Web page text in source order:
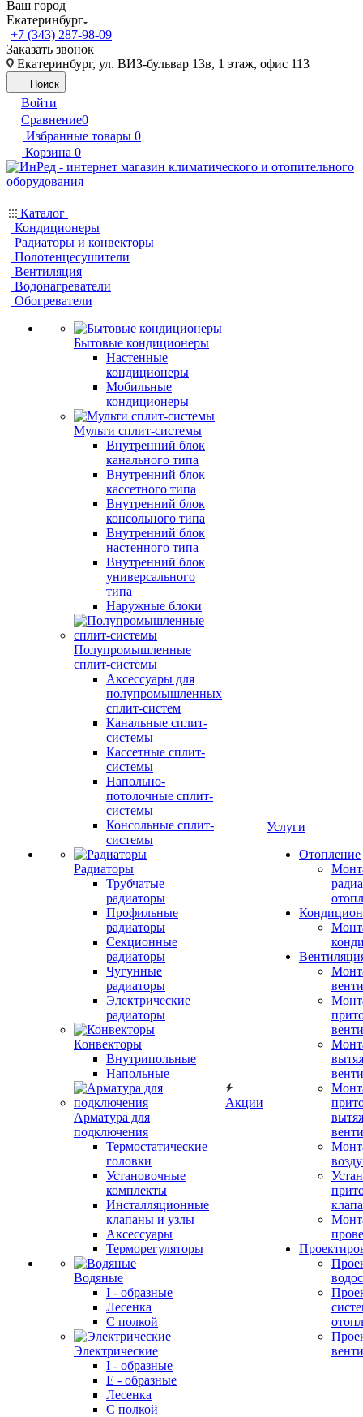
Ваш город
Екатеринбург
+7 (343) 287-98-09
Заказать звонок
Екатеринбург, ул. ВИЗ-бульвар 13в, 1 этаж, офис 113
Поиск
Войти
Сравнение0
Избранные товары 0
Корзина 0
Каталог
Кондиционеры
Радиаторы и конвекторы
Полотенцесушители
Вентиляция
Водонагреватели
Обогреватели
Бытовые кондиционеры
Настенные
кондиционеры
Мобильные
кондиционеры
Мульти сплит-системы
Внутренний блок
канального типа
Внутренний блок
кассетного типа
Внутренний блок
консольного типа
Внутренний блок
настенного типа
Внутренний блок
универсального
типа
Наружные блоки
Полупромышленные
сплит-системы
Аксессуары для
полупромышленных
сплит-систем
Канальные сплит-
системы
Кассетные сплит-
системы
Напольно-
потолочные сплит-
системы
Консольные сплит-
системы
Радиаторы
Трубчатые
радиаторы
Профильные
радиаторы
Секционные
радиаторы
Чугунные
радиаторы
Электрические
радиаторы
Конвекторы
Внутрипольные
Напольные
Арматура для
подключения
Термостатические
головки
Установочные
комплекты
Инсталляционные
клапаны и узлы
Аксессуары
Терморегуляторы
Водяные
I - образные
Лесенка
С полкой
Электрические
I - образные
E - образные
Лесенка
С полкой
Акции
Услуги
Отопление